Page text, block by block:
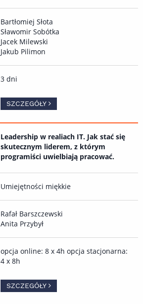
Bartłomiej Słota
Sławomir Sobótka
Jacek Milewski
Jakub Pilimon
3 dni
SZCZEGÓŁY
Leadership w realiach IT. Jak stać się
skutecznym liderem, z którym
programiści uwielbiają pracować.
Umiejętności miękkie
Rafał Barszczewski
Anita Przybył
opcja online: 8 x 4h opcja stacjonarna:
4 x 8h
SZCZEGÓŁY